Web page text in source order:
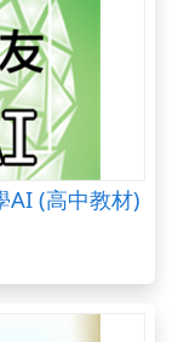
AI (高中教材)